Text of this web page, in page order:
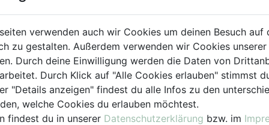
verwenden auch wir Cookies um deinen Besuch auf
zu gestalten. Außerdem verwenden wir Cookies
Durch deine Einwilligung werden die Daten von
Durch Klick auf "Alle Cookies erlauben" stimmst
"Details anzeigen" findest du alle Infos zu den
welche Cookies du erlauben möchtest.
findest du in unserer Datenschutzerklärung bzw. im